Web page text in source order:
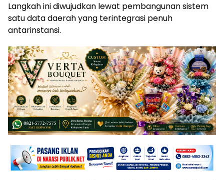
Langkah ini diwujudkan lewat pembangunan sistem
satu data daerah yang terintegrasi penuh
antarinstansi.